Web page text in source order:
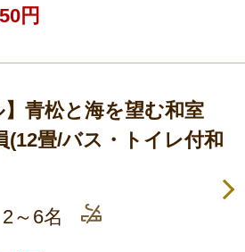
円
】青松と海を望む和室
畳/バス・トイレ付和
2～6名